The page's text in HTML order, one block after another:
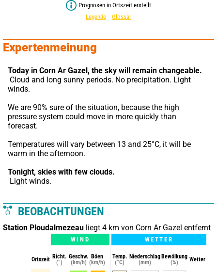
Prognosen in Ortszeit erstellt
Legende
Glossar
Expertenmeinung
Today in Corn Ar Gazel, the sky will remain changeable.
winds.
We are 90% sure of the situation, because the high
pressure system could move in more quickly than
forecast.
Temperatures will vary between 13 and 25°C, it will be
warm in the afternoon.
Tonight, skies with few clouds.
Light winds.
BEOBACHTUNGEN
Station Ploudalmezeau liegt 4 km von Corn Ar Gazel entfernt
WIND WETTER
Ortszeit Richt.
(°)
Geschw.
(km/h)
Böen
(km/h)
Temp.
(°C)
Niederschlag
(mm)
Bewölkung
(%)
Wetter